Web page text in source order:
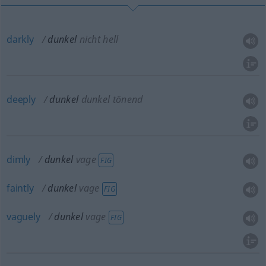
darkly dunkel nicht hell
deeply dunkel dunkel tönend
dimly dunkel vage FIG
faintly dunkel vage FIG
vaguely dunkel vage FIG